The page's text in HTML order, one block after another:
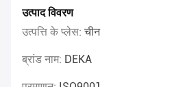
उत्पाद विवरण
उत्पत्ति के प्लेस:चीन
ब्रांड नाम: DEKA